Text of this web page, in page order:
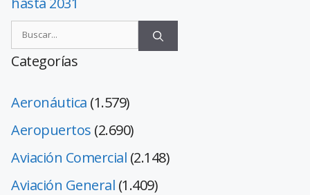
Categorías
Aeronáutica (1.579)
Aeropuertos (2.690)
Aviación Comercial (2.148)
Aviación General (1.409)